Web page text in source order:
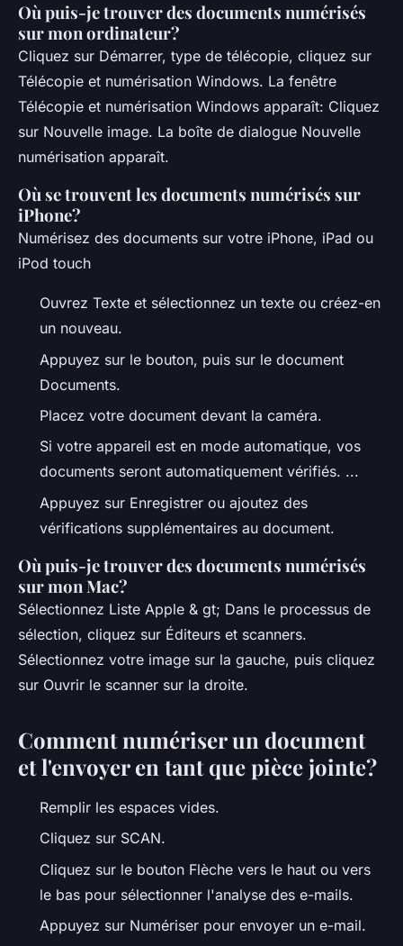
Où puis-je trouver des documents numérisés
sur mon ordinateur?
Cliquez sur Démarrer, type de télécopie, cliquez sur
Télécopie et numérisation Windows. La fenêtre
Télécopie et numérisation Windows apparaît: Cliquez
sur Nouvelle image. La boîte de dialogue Nouvelle
numérisation apparaît.
Où se trouvent les documents numérisés sur
iPhone?
Numérisez des documents sur votre iPhone, iPad ou
iPod touch
Ouvrez Texte et sélectionnez un texte ou créez-en
un nouveau.
Appuyez sur le bouton, puis sur le document
Documents.
Placez votre document devant la caméra.
Si votre appareil est en mode automatique, vos
documents seront automatiquement vérifiés. ...
Appuyez sur Enregistrer ou ajoutez des
vérifications supplémentaires au document.
Où puis-je trouver des documents numérisés
sur mon Mac?
Sélectionnez Liste Apple & gt; Dans le processus de
sélection, cliquez sur Éditeurs et scanners.
Sélectionnez votre image sur la gauche, puis cliquez
sur Ouvrir le scanner sur la droite.
Comment numériser un document
et l'envoyer en tant que pièce jointe?
Remplir les espaces vides.
Cliquez sur SCAN.
Cliquez sur le bouton Flèche vers le haut ou vers
le bas pour sélectionner l'analyse des e-mails.
Appuyez sur Numériser pour envoyer un e-mail.